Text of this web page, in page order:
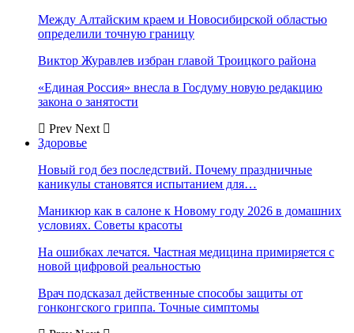
Между Алтайским краем и Новосибирской областью
определили точную границу
Виктор Журавлев избран главой Троицкого района
«Единая Россия» внесла в Госдуму новую редакцию
закона о занятости
Prev Next
Здоровье
Новый год без последствий. Почему праздничные
каникулы становятся испытанием для…
Маникюр как в салоне к Новому году 2026 в домашних
условиях. Советы красоты
На ошибках лечатся. Частная медицина примиряется с
новой цифровой реальностью
Врач подсказал действенные способы защиты от
гонконгского гриппа. Точные симптомы